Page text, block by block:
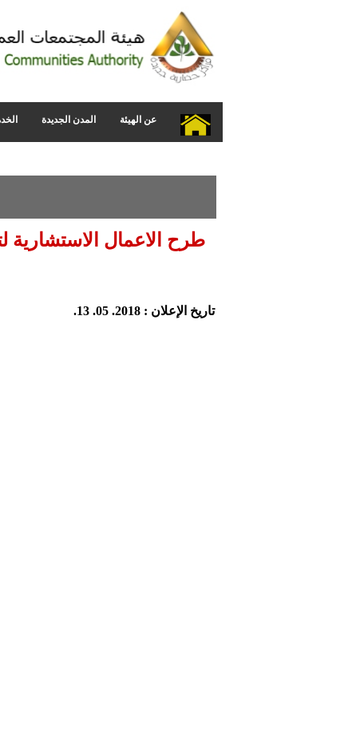
عن الهيئة المدن الجديدة
طرح الاعمال الاستشارية
تاريخ الإعلان : 2018. 05. 13.